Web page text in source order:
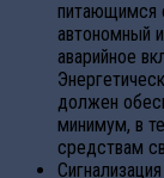
питающимся
автономный
аварийное
должен
минимум, в
средствам